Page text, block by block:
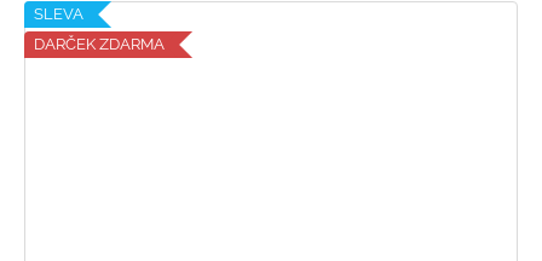
SLEVA
DARČEK ZDARMA